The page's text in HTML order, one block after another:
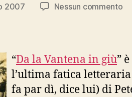
2007 Nessun commentosu
“Da la Vantena in giù” è
l’ultima fatica letteraria
fa par dì, dice lui) di